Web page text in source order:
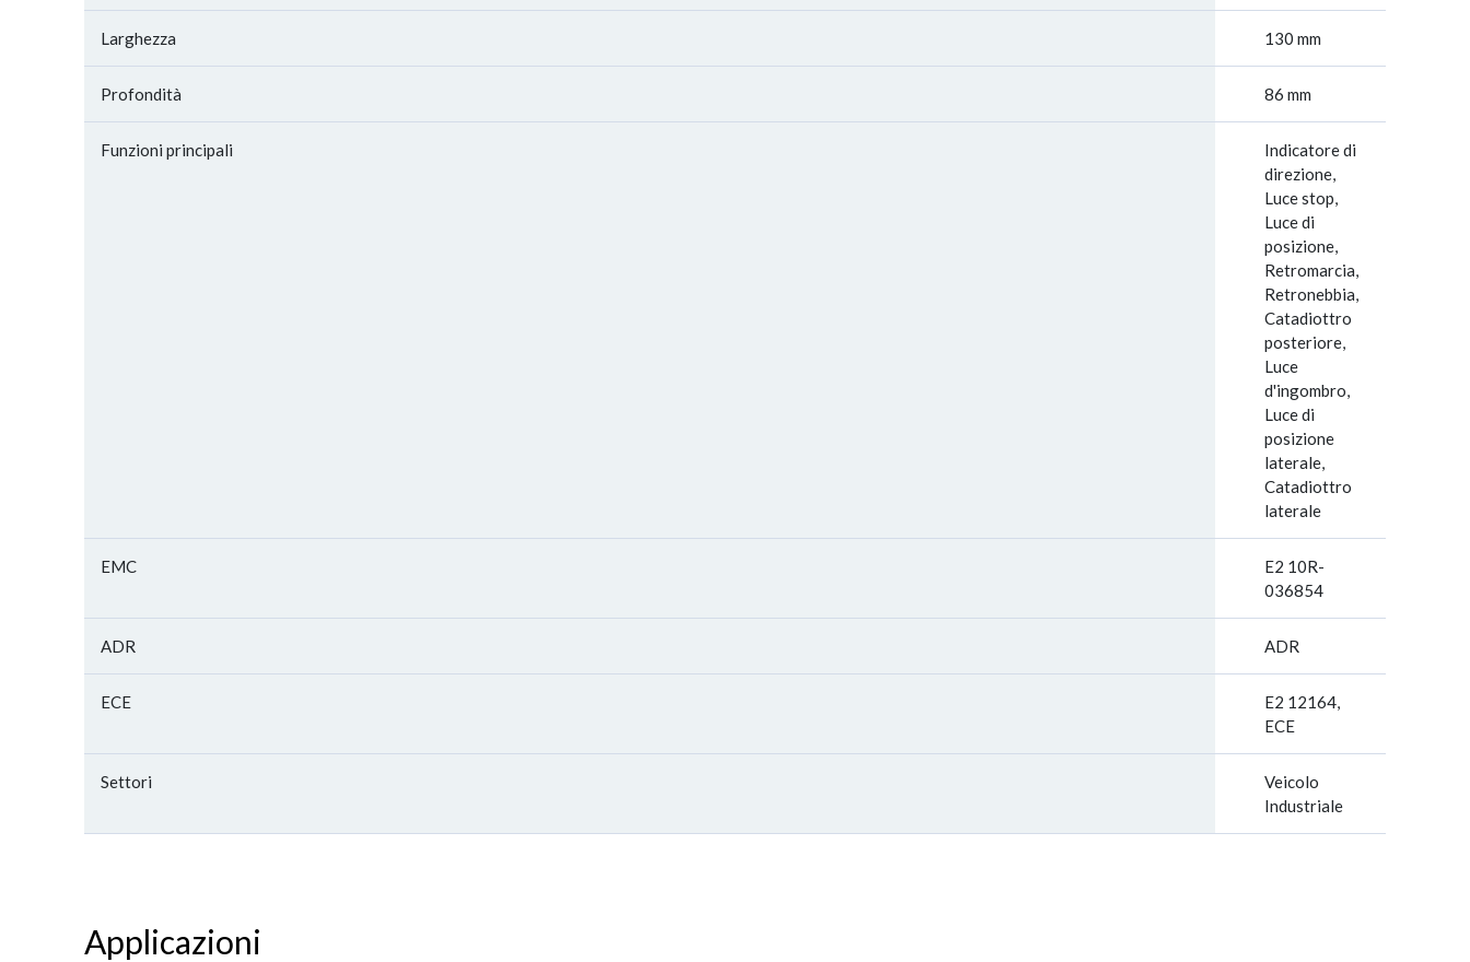
Larghezza 130 mm
Profondità 86 mm
Funzioni principali
Indicatore di
direzione,
Luce stop,
Luce di
posizione,
Retromarcia,
Retronebbia,
Catadiottro
posteriore,
Luce
d'ingombro,
Luce di
posizione
laterale,
Catadiottro
laterale
EMC
E2 10R-
036854
ADR ADR
ECE
E2 12164,
ECE
Settori
Veicolo
Industriale
Applicazioni